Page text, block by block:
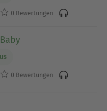
0 Bewertungen
0 Bewertungen